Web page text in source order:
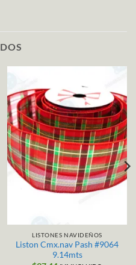
LISTONES NAVIDEÑOS
Liston Cmx.nav Pash #9064
9.14mts